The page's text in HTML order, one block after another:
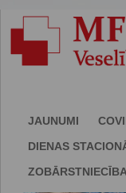
JAUNUMI
DIENAS
ZOBĀRSTNIECĪBA